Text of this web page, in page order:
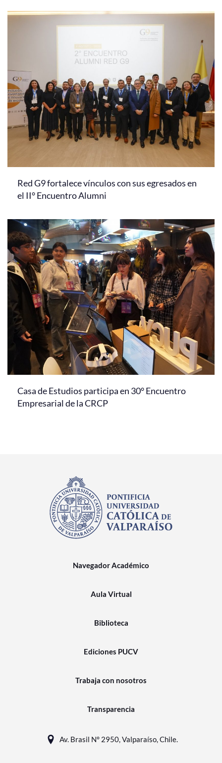
Red G9 fortalece vínculos con sus egresados en
el II° Encuentro Alumni
Casa de Estudios participa en 30° Encuentro
Empresarial de la CRCP
Navegador Académico
Aula Virtual
Biblioteca
Ediciones PUCV
Trabaja con nosotros
Transparencia
Av. Brasil N° 2950, Valparaíso, Chile.